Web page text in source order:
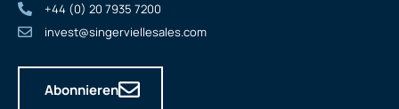
+44 (0) 20 7935 7200
invest@singerviellesales.com
Abonnieren